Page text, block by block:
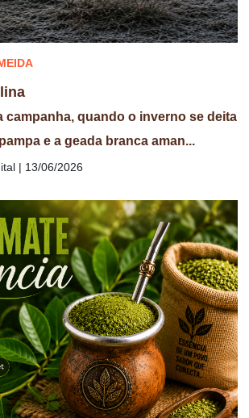
campanha, quando o inverno se deita
e a geada branca aman...
| 13/06/2026